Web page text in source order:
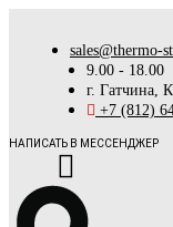
sales@thermo-
9.00 - 18.00
г. Гатчина,
+7 (812)
НАПИСАТЬ В МЕССЕНДЖЕР